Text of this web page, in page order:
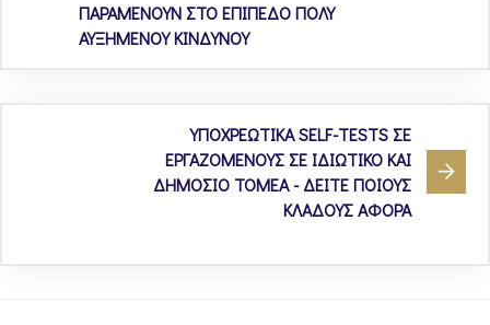
ΠΑΡΑΜΕΝΟΥΝ ΣΤΟ ΕΠΙΠΕΔΟ ΠΟΛΥ
ΑΥΞΗΜΕΝΟΥ ΚΙΝΔΥΝΟΥ
ΥΠΟΧΡΕΩΤΙΚΑ SELF-TESTS ΣΕ
ΕΡΓΑΖΟΜΕΝΟΥΣ ΣΕ ΙΔΙΩΤΙΚΟ ΚΑΙ
ΔΗΜΟΣΙΟ ΤΟΜΕΑ - ΔΕΙΤΕ ΠΟΙΟΥΣ
ΚΛΑΔΟΥΣ ΑΦΟΡΑ